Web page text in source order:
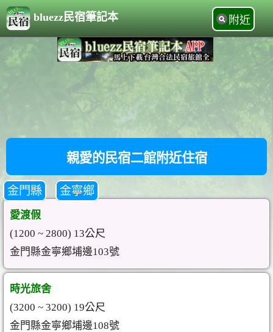
bluezz民宿筆記本 附近
親愛的民宿二館附近住宿
金門縣 金寧鄉
愛渡假
(1200 ~ 2800) 13公尺
金門縣金寧鄉埔邊103號
時光旅舍
(3200 ~ 3200) 19公尺
金門縣金寧鄉埔邊108號